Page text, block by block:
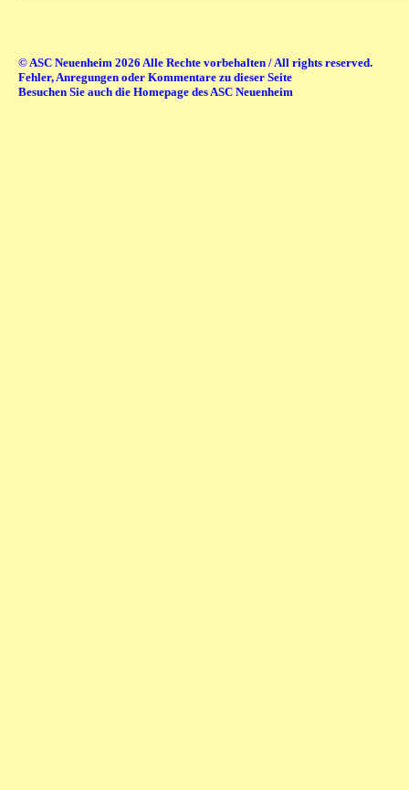
© ASC Neuenheim 2026 Alle Rechte vorbehalten / All rights reserved.
Fehler, Anregungen oder Kommentare zu dieser Seite
Besuchen Sie auch die Homepage des ASC Neuenheim